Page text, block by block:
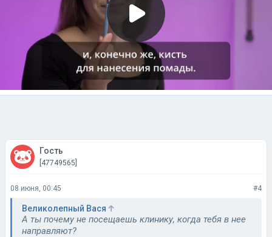
Гость
[47749565]
08 июня, 00:45 #4
Великолепный Вася
А ты почему не посещаешь клинику, когда тебя в нее
направляют?